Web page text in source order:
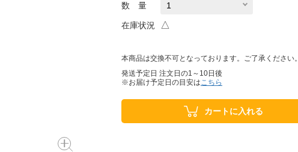
数 量
在庫状況 △
本商品は交換不可となっております。ご了承ください。
発送予定日 注文日の1～10日後
※お届け予定日の目安はこちら
カートに入れる